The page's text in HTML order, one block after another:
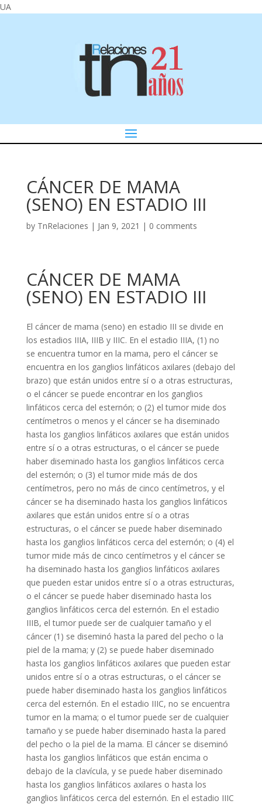
UA
CÁNCER DE MAMA
(SENO) EN ESTADIO III
by TnRelaciones | Jan 9, 2021 | 0 comments
CÁNCER DE MAMA
(SENO) EN ESTADIO III
El cáncer de mama (seno) en estadio III se divide en
los estadios IIIA, IIIB y IIIC. En el estadio IIIA, (1) no
se encuentra tumor en la mama, pero el cáncer se
encuentra en los ganglios linfáticos axilares (debajo del
brazo) que están unidos entre sí o a otras estructuras,
o el cáncer se puede encontrar en los ganglios
linfáticos cerca del esternón; o (2) el tumor mide dos
centímetros o menos y el cáncer se ha diseminado
hasta los ganglios linfáticos axilares que están unidos
entre sí o a otras estructuras, o el cáncer se puede
haber diseminado hasta los ganglios linfáticos cerca
del esternón; o (3) el tumor mide más de dos
centímetros, pero no más de cinco centímetros, y el
cáncer se ha diseminado hasta los ganglios linfáticos
axilares que están unidos entre sí o a otras
estructuras, o el cáncer se puede haber diseminado
hasta los ganglios linfáticos cerca del esternón; o (4) el
tumor mide más de cinco centímetros y el cáncer se
ha diseminado hasta los ganglios linfáticos axilares
que pueden estar unidos entre sí o a otras estructuras,
o el cáncer se puede haber diseminado hasta los
ganglios linfáticos cerca del esternón. En el estadio
IIIB, el tumor puede ser de cualquier tamaño y el
cáncer (1) se diseminó hasta la pared del pecho o la
piel de la mama; y (2) se puede haber diseminado
hasta los ganglios linfáticos axilares que pueden estar
unidos entre sí o a otras estructuras, o el cáncer se
puede haber diseminado hasta los ganglios linfáticos
cerca del esternón. En el estadio IIIC, no se encuentra
tumor en la mama; o el tumor puede ser de cualquier
tamaño y se puede haber diseminado hasta la pared
del pecho o la piel de la mama. El cáncer se diseminó
hasta los ganglios linfáticos que están encima o
debajo de la clavícula, y se puede haber diseminado
hasta los ganglios linfáticos axilares o hasta los
ganglios linfáticos cerca del esternón. En el estadio IIIC